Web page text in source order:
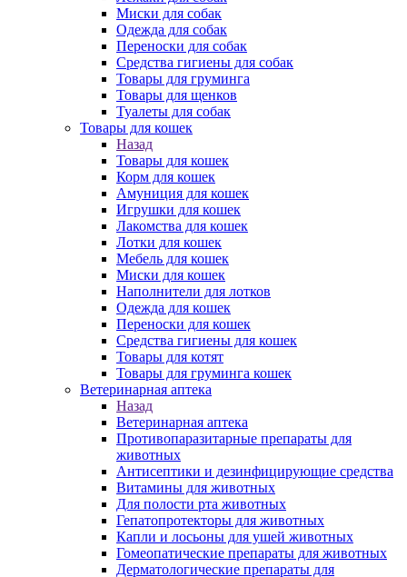
Миски для собак
Одежда для собак
Переноски для собак
Средства гигиены для собак
Товары для груминга
Товары для щенков
Туалеты для собак
Товары для кошек
Назад
Товары для кошек
Корм для кошек
Амуниция для кошек
Игрушки для кошек
Лакомства для кошек
Лотки для кошек
Мебель для кошек
Миски для кошек
Наполнители для лотков
Одежда для кошек
Переноски для кошек
Средства гигиены для кошек
Товары для котят
Товары для груминга кошек
Ветеринарная аптека
Назад
Ветеринарная аптека
Противопаразитарные препараты для
животных
Антисептики и дезинфицирующие средства
Витамины для животных
Для полости рта животных
Гепатопротекторы для животных
Капли и лосьоны для ушей животных
Гомеопатические препараты для животных
Дерматологические препараты для